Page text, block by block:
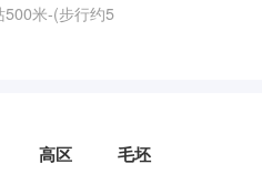
500米-(步行约5
高区 毛坯